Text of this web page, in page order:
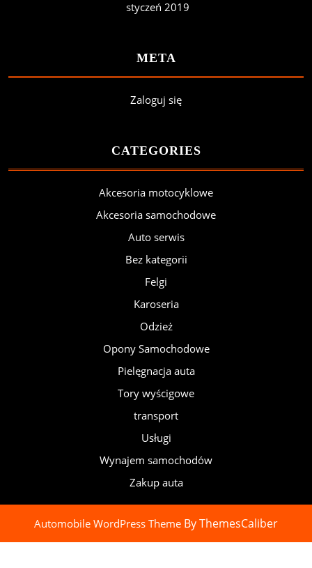
styczeń 2019
META
Zaloguj się
CATEGORIES
Akcesoria motocyklowe
Akcesoria samochodowe
Auto serwis
Bez kategorii
Felgi
Karoseria
Odzież
Opony Samochodowe
Pielęgnacja auta
Tory wyścigowe
transport
Usługi
Wynajem samochodów
Zakup auta
Automobile WordPress Theme By ThemesCaliber